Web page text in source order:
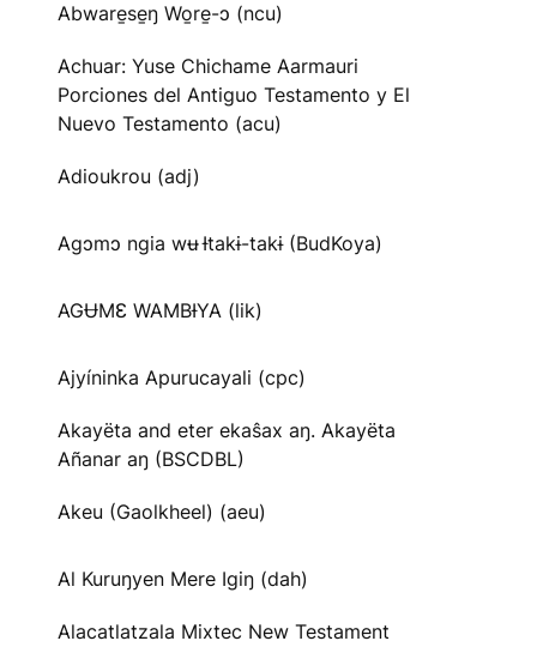
Abware̱se̱ŋ Wo̱re̱-ɔ (ncu)
Achuar: Yuse Chichame Aarmauri
Porciones del Antiguo Testamento y El
Nuevo Testamento (acu)
Adioukrou (adj)
Agɔmɔ ngia wʉ Ɨtakɨ-takɨ (BudKoya)
AGɄMƐ WAMBƗYA (lik)
Ajyíninka Apurucayali (cpc)
Akayëta and eter ekaŝax aŋ. Akayëta
Añanar aŋ (BSCDBL)
Akeu (Gaolkheel) (aeu)
Al Kuruŋyen Mere Igiŋ (dah)
Alacatlatzala Mixtec New Testament